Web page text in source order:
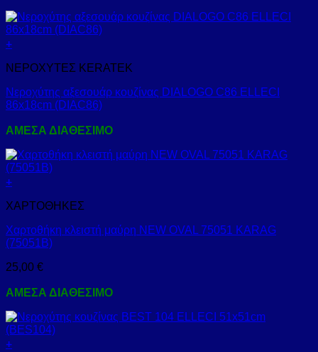
+
ΝΕΡΟΧΥΤΕΣ KERATEK
Νεροχύτης αξεσουάρ κουζίνας DIALOGO C86 ELLECI
86x18cm (DIAC86)
ΑΜΕΣΑ ΔΙΑΘΕΣΙΜΟ
+
ΧΑΡΤΟΘΗΚΕΣ
Χαρτοθήκη κλειστή μαύρη NEW OVAL 75051 KARAG
(75051B)
25,00 €
ΑΜΕΣΑ ΔΙΑΘΕΣΙΜΟ
+